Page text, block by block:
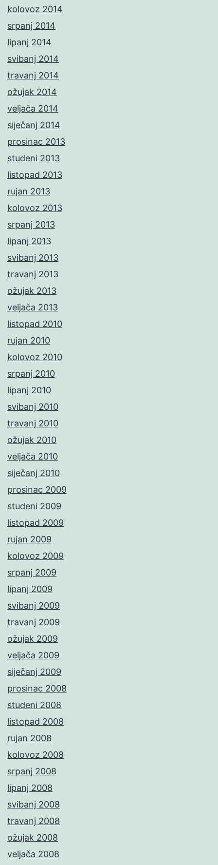
kolovoz 2014
srpanj 2014
lipanj 2014
svibanj 2014
travanj 2014
ožujak 2014
veljača 2014
siječanj 2014
prosinac 2013
studeni 2013
listopad 2013
rujan 2013
kolovoz 2013
srpanj 2013
lipanj 2013
svibanj 2013
travanj 2013
ožujak 2013
veljača 2013
listopad 2010
rujan 2010
kolovoz 2010
srpanj 2010
lipanj 2010
svibanj 2010
travanj 2010
ožujak 2010
veljača 2010
siječanj 2010
prosinac 2009
studeni 2009
listopad 2009
rujan 2009
kolovoz 2009
srpanj 2009
lipanj 2009
svibanj 2009
travanj 2009
ožujak 2009
veljača 2009
siječanj 2009
prosinac 2008
studeni 2008
listopad 2008
rujan 2008
kolovoz 2008
srpanj 2008
lipanj 2008
svibanj 2008
travanj 2008
ožujak 2008
veljača 2008